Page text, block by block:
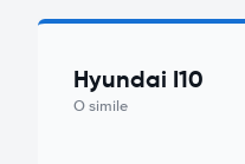
Hyundai I10
O simile